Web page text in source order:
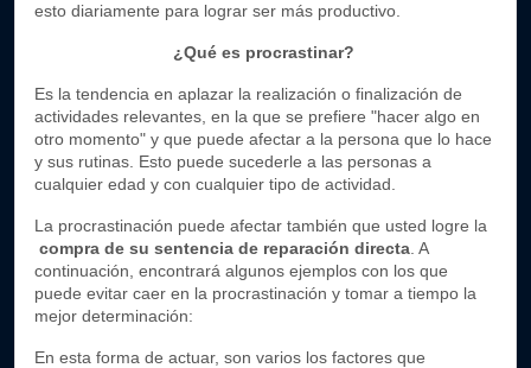
esto diariamente para lograr ser más productivo.
¿Qué es procrastinar?
Es la tendencia en aplazar la realización o finalización de
actividades relevantes, en la que se prefiere "hacer algo en
otro momento" y que puede afectar a la persona que lo hace
y sus rutinas. Esto puede sucederle a las personas a
cualquier edad y con cualquier tipo de actividad.
La procrastinación puede afectar también que usted logre la
compra de su sentencia de reparación directa . A
continuación, encontrará algunos ejemplos con los que
puede evitar caer en la procrastinación y tomar a tiempo la
mejor determinación:
En esta forma de actuar, son varios los factores que